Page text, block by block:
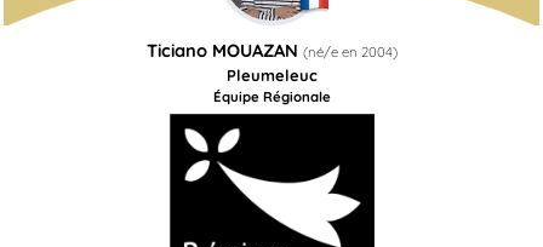
Ticiano MOUAZAN (né/e en 2004)
Pleumeleuc
Équipe Régionale